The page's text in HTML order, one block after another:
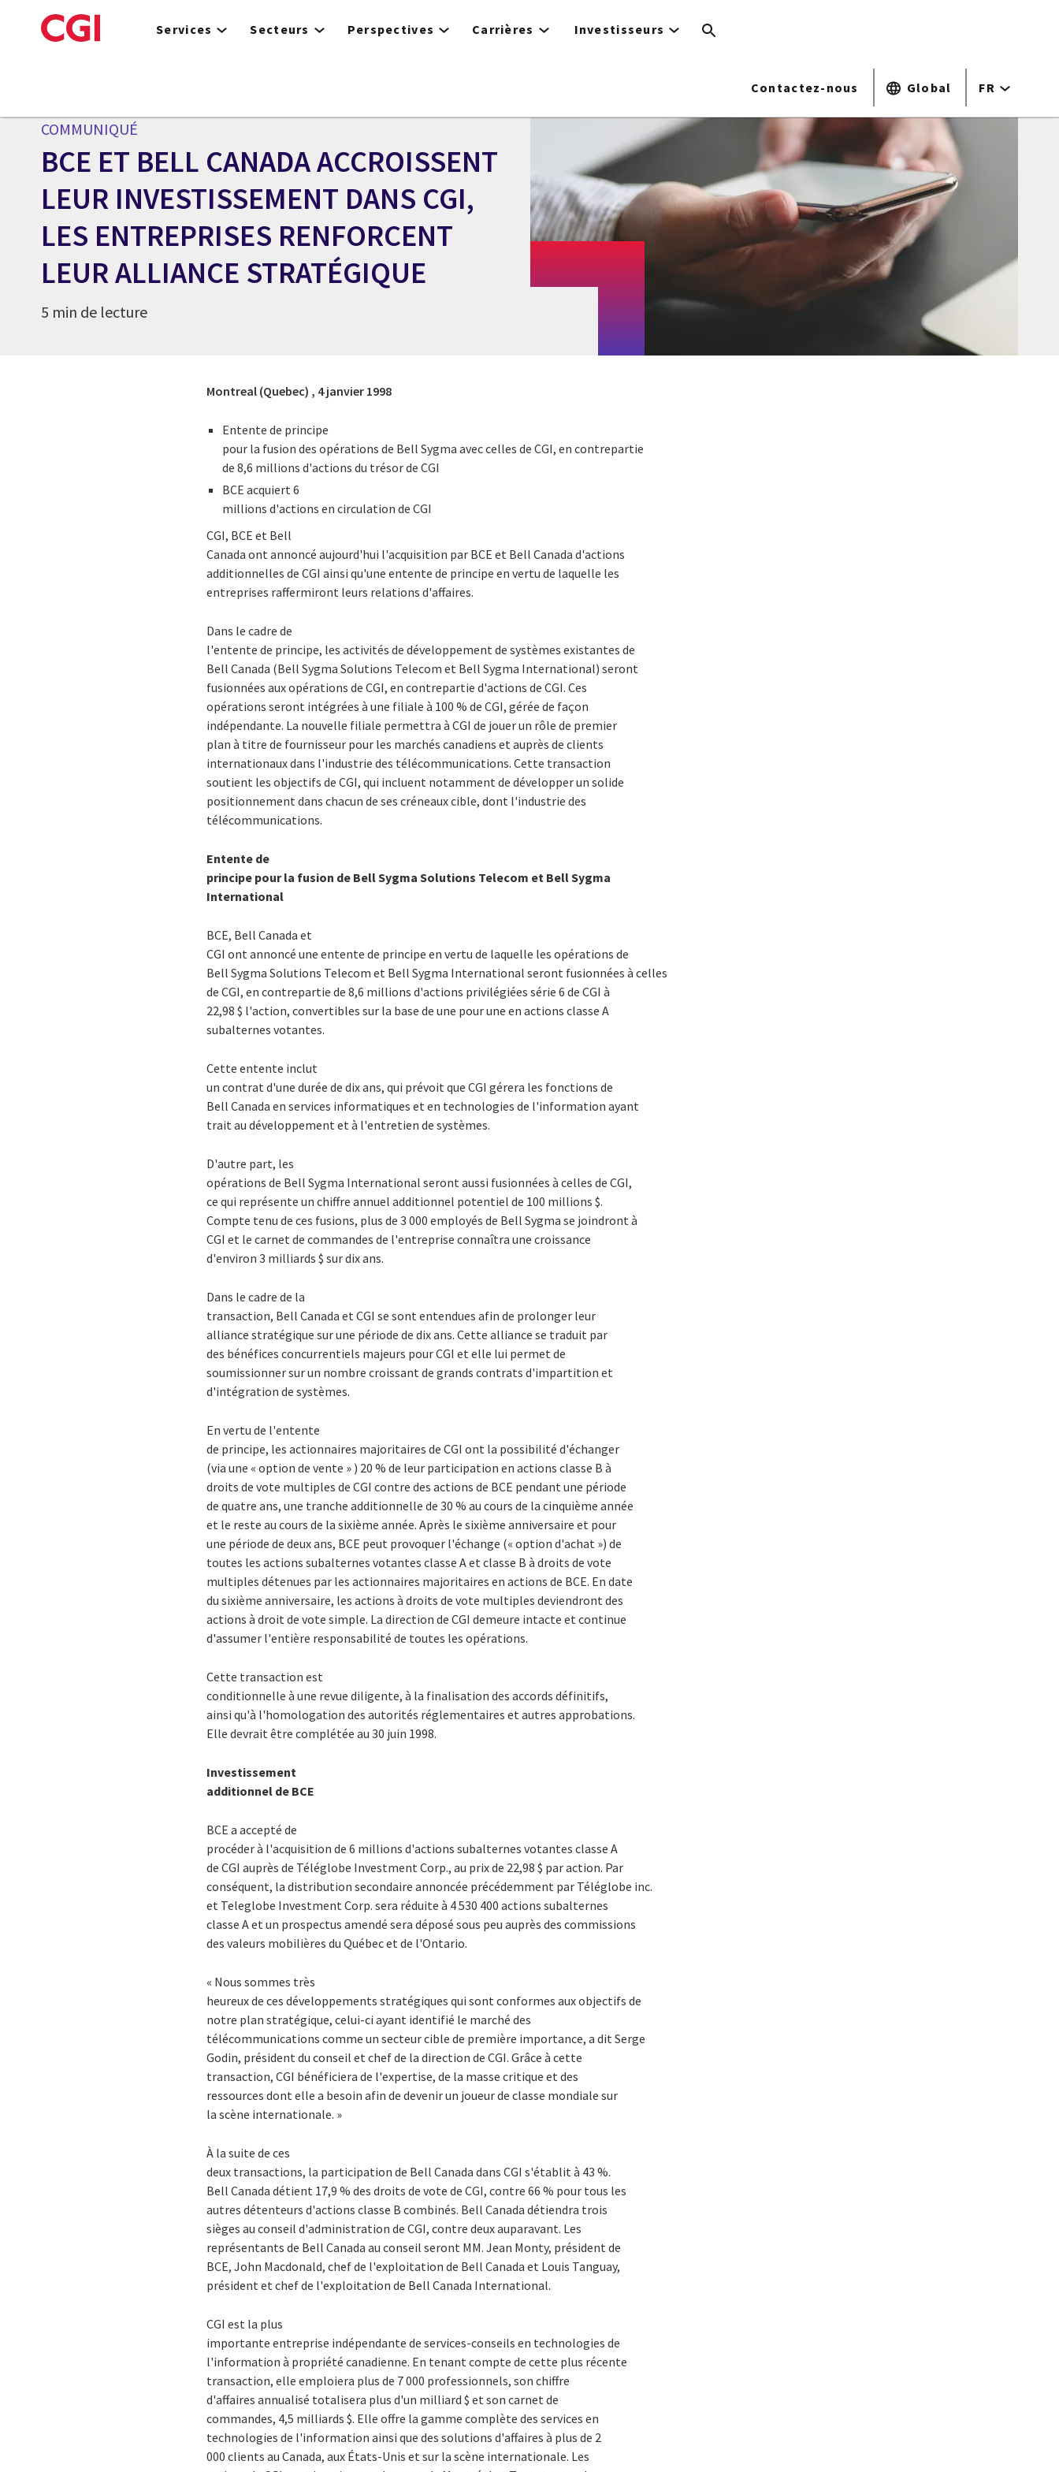
to
Services Secteurs Perspectives Carrières Investisseurs
Contactez-nous Global FR
COMMUNIQUÉ
BCE ET BELL CANADA ACCROISSENT
LEUR INVESTISSEMENT DANS CGI,
LES ENTREPRISES RENFORCENT
LEUR ALLIANCE STRATÉGIQUE
5 min de lecture
Montreal (Quebec) , 4 janvier 1998
Entente de principe
pour la fusion des opérations de Bell Sygma avec celles de CGI, en contrepartie
de 8,6 millions d'actions du trésor de CGI
BCE acquiert 6
millions d'actions en circulation de CGI
CGI, BCE et Bell
Canada ont annoncé aujourd'hui l'acquisition par BCE et Bell Canada d'actions
additionnelles de CGI ainsi qu'une entente de principe en vertu de laquelle les
entreprises raffermiront leurs relations d'affaires.
Dans le cadre de
l'entente de principe, les activités de développement de systèmes existantes de
Bell Canada (Bell Sygma Solutions Telecom et Bell Sygma International) seront
fusionnées aux opérations de CGI, en contrepartie d'actions de CGI. Ces
opérations seront intégrées à une filiale à 100 % de CGI, gérée de façon
indépendante. La nouvelle filiale permettra à CGI de jouer un rôle de premier
plan à titre de fournisseur pour les marchés canadiens et auprès de clients
internationaux dans l'industrie des télécommunications. Cette transaction
soutient les objectifs de CGI, qui incluent notamment de développer un solide
positionnement dans chacun de ses créneaux cible, dont l'industrie des
télécommunications.
Entente de
principe pour la fusion de Bell Sygma Solutions Telecom et Bell Sygma
International
BCE, Bell Canada et
CGI ont annoncé une entente de principe en vertu de laquelle les opérations de
Bell Sygma Solutions Telecom et Bell Sygma International seront fusionnées à celles
de CGI, en contrepartie de 8,6 millions d'actions privilégiées série 6 de CGI à
22,98 $ l'action, convertibles sur la base de une pour une en actions classe A
subalternes votantes.
Cette entente inclut
un contrat d'une durée de dix ans, qui prévoit que CGI gérera les fonctions de
Bell Canada en services informatiques et en technologies de l'information ayant
trait au développement et à l'entretien de systèmes.
D'autre part, les
opérations de Bell Sygma International seront aussi fusionnées à celles de CGI,
ce qui représente un chiffre annuel additionnel potentiel de 100 millions $.
Compte tenu de ces fusions, plus de 3 000 employés de Bell Sygma se joindront à
CGI et le carnet de commandes de l'entreprise connaîtra une croissance
d'environ 3 milliards $ sur dix ans.
Dans le cadre de la
transaction, Bell Canada et CGI se sont entendues afin de prolonger leur
alliance stratégique sur une période de dix ans. Cette alliance se traduit par
des bénéfices concurrentiels majeurs pour CGI et elle lui permet de
soumissionner sur un nombre croissant de grands contrats d'impartition et
d'intégration de systèmes.
En vertu de l'entente
de principe, les actionnaires majoritaires de CGI ont la possibilité d'échanger
(via une « option de vente » ) 20 % de leur participation en actions classe B à
droits de vote multiples de CGI contre des actions de BCE pendant une période
de quatre ans, une tranche additionnelle de 30 % au cours de la cinquième année
et le reste au cours de la sixième année. Après le sixième anniversaire et pour
une période de deux ans, BCE peut provoquer l'échange (« option d'achat ») de
toutes les actions subalternes votantes classe A et classe B à droits de vote
multiples détenues par les actionnaires majoritaires en actions de BCE. En date
du sixième anniversaire, les actions à droits de vote multiples deviendront des
actions à droit de vote simple. La direction de CGI demeure intacte et continue
d'assumer l'entière responsabilité de toutes les opérations.
Cette transaction est
conditionnelle à une revue diligente, à la finalisation des accords définitifs,
ainsi qu'à l'homologation des autorités réglementaires et autres approbations.
Elle devrait être complétée au 30 juin 1998.
Investissement
additionnel de BCE
BCE a accepté de
procéder à l'acquisition de 6 millions d'actions subalternes votantes classe A
de CGI auprès de Téléglobe Investment Corp., au prix de 22,98 $ par action. Par
conséquent, la distribution secondaire annoncée précédemment par Téléglobe inc.
et Teleglobe Investment Corp. sera réduite à 4 530 400 actions subalternes
classe A et un prospectus amendé sera déposé sous peu auprès des commissions
des valeurs mobilières du Québec et de l'Ontario.
« Nous sommes très
heureux de ces développements stratégiques qui sont conformes aux objectifs de
notre plan stratégique, celui-ci ayant identifié le marché des
télécommunications comme un secteur cible de première importance, a dit Serge
Godin, président du conseil et chef de la direction de CGI. Grâce à cette
transaction, CGI bénéficiera de l'expertise, de la masse critique et des
ressources dont elle a besoin afin de devenir un joueur de classe mondiale sur
la scène internationale. »
À la suite de ces
deux transactions, la participation de Bell Canada dans CGI s'établit à 43 %.
Bell Canada détient 17,9 % des droits de vote de CGI, contre 66 % pour tous les
autres détenteurs d'actions classe B combinés. Bell Canada détiendra trois
sièges au conseil d'administration de CGI, contre deux auparavant. Les
représentants de Bell Canada au conseil seront MM. Jean Monty, président de
BCE, John Macdonald, chef de l'exploitation de Bell Canada et Louis Tanguay,
président et chef de l'exploitation de Bell Canada International.
CGI est la plus
importante entreprise indépendante de services-conseils en technologies de
l'information à propriété canadienne. En tenant compte de cette plus récente
transaction, elle emploiera plus de 7 000 professionnels, son chiffre
d'affaires annualisé totalisera plus d'un milliard $ et son carnet de
commandes, 4,5 milliards $. Elle offre la gamme complète des services en
technologies de l'information ainsi que des solutions d'affaires à plus de 2
000 clients au Canada, aux États-Unis et sur la scène internationale. Les